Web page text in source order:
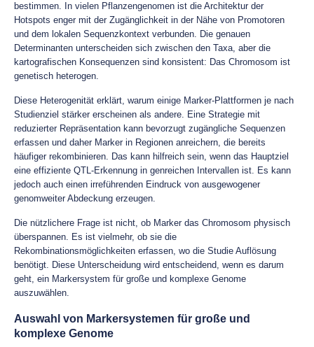
bestimmen. In vielen Pflanzengenomen ist die Architektur der
Hotspots enger mit der Zugänglichkeit in der Nähe von Promotoren
und dem lokalen Sequenzkontext verbunden. Die genauen
Determinanten unterscheiden sich zwischen den Taxa, aber die
kartografischen Konsequenzen sind konsistent: Das Chromosom ist
genetisch heterogen.
Diese Heterogenität erklärt, warum einige Marker-Plattformen je nach
Studienziel stärker erscheinen als andere. Eine Strategie mit
reduzierter Repräsentation kann bevorzugt zugängliche Sequenzen
erfassen und daher Marker in Regionen anreichern, die bereits
häufiger rekombinieren. Das kann hilfreich sein, wenn das Hauptziel
eine effiziente QTL-Erkennung in genreichen Intervallen ist. Es kann
jedoch auch einen irreführenden Eindruck von ausgewogener
genomweiter Abdeckung erzeugen.
Die nützlichere Frage ist nicht, ob Marker das Chromosom physisch
überspannen. Es ist vielmehr, ob sie die
Rekombinationsmöglichkeiten erfassen, wo die Studie Auflösung
benötigt. Diese Unterscheidung wird entscheidend, wenn es darum
geht, ein Markersystem für große und komplexe Genome
auszuwählen.
Auswahl von Markersystemen für große und
komplexe Genome